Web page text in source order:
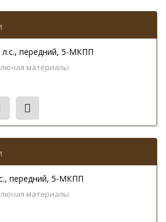
л.с., передний, 5-МКПП
материалы
передний, 5-МКПП
материалы